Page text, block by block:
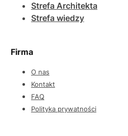
Strefa Architekta
Strefa wiedzy
Firma
O nas
Kontakt
FAQ
Polityka prywatności